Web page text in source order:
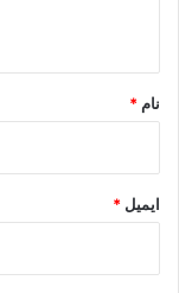
نام *
ایمیل *